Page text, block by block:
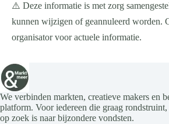
⚠️ Deze informatie is met zorg
kunnen wijzigen of geannuleerd worden.
organisator voor actuele informatie.
We verbinden markten, creatieve makers en
platform. Voor iedereen die graag
op zoek is naar bijzondere vondsten.